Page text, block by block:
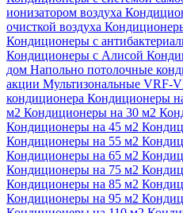
ионизатором воздуха
очисткой воздуха
Кондиционеры с
Кондиционеры с Алисой
дом Напольно потолочные
акции Мультизональные VRF-
кондиционера Кондиционеры
м2 Кондиционеры на 30 м2
Кондиционеры на 45 м2
Кондиционеры на 55 м2
Кондиционеры на 65 м2
Кондиционеры на 75 м2
Кондиционеры на 85 м2
Кондиционеры на 95 м2